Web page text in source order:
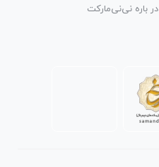
در باره نی‌نی‌مارکت